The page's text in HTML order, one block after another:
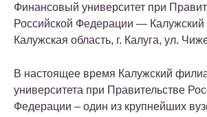
Финансовый университет при
Российской Федерации —
Калужская область, г. Калуга, ул.
В настоящее время Калужский
университета при Правительстве
Федерации – один из крупнейших